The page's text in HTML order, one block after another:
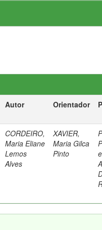
Autor Orientador
CORDEIRO,
Maria Eliane
Lemos
Alves
XAVIER,
Maria Gilca
Pinto